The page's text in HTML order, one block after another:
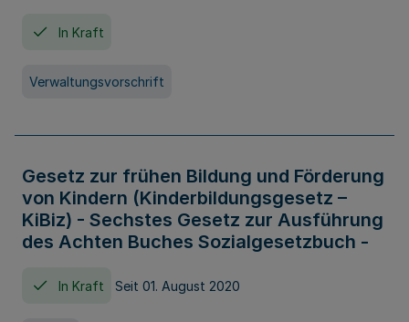
In Kraft
Verwaltungsvorschrift
Gesetz zur frühen Bildung und Förderung
von Kindern (Kinderbildungsgesetz –
KiBiz) - Sechstes Gesetz zur Ausführung
des Achten Buches Sozialgesetzbuch -
In Kraft Seit 01. August 2020